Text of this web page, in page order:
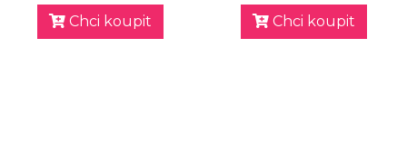
Chci koupit Chci koupit